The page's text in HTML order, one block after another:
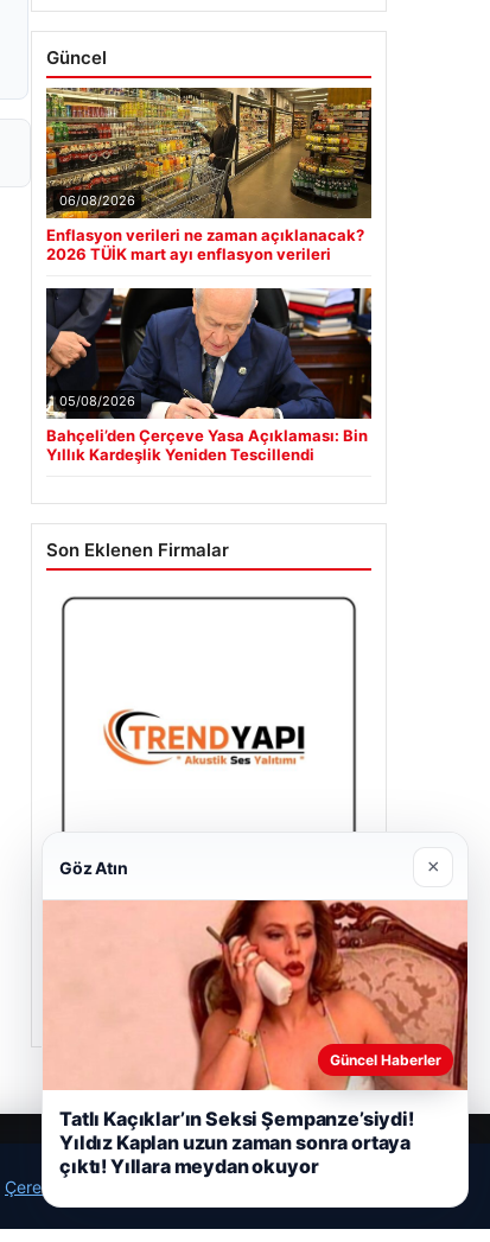
Güncel
06/08/2026
Enflasyon verileri ne zaman açıklanacak?
2026 TÜİK mart ayı enflasyon verileri
05/08/2026
Bahçeli’den Çerçeve Yasa Açıklaması: Bin
Yıllık Kardeşlik Yeniden Tescillendi
Son Eklenen Firmalar
Trend Yapı Akustik
Çerez Politikamız
Göz Atın ×
Güncel Haberler
Tatlı Kaçıklar’ın Seksi Şempanze’siydi!
Yıldız Kaplan uzun zaman sonra ortaya
çıktı! Yıllara meydan okuyor